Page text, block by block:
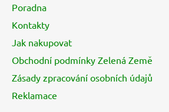
Poradna
Kontakty
Jak nakupovat
Obchodní podmínky Zelená Země
Zásady zpracování osobních údajů
Reklamace